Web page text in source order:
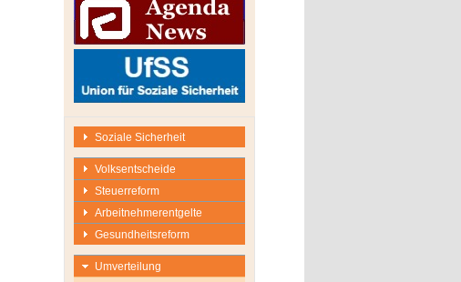
Soziale Sicherheit
Volksentscheide
Steuerreform
Arbeitnehmerentgelte
Gesundheitsreform
Umverteilung